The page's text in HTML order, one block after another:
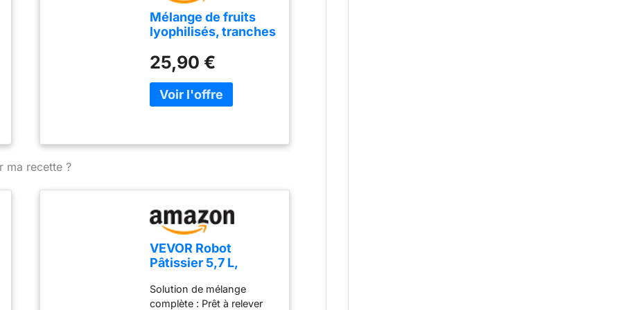
Mélange de fruits
lyophilisés, tranches
séchés, naturel,
sans additifs, qualité
supérieure, mélange
de fruits en
pur fruit
25,90 €
ma recette ?
VEVOR Robot
Pâtissier 5,7 L,
1500 W, Mixeur à
Pâte 10 Vitesses,
Solution de mélange
complète : Prêt à relever